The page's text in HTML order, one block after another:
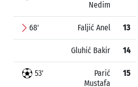
Nedim
68' Faljić Anel 13
Gluhić Bakir 14
53'
Parić
Mustafa
15